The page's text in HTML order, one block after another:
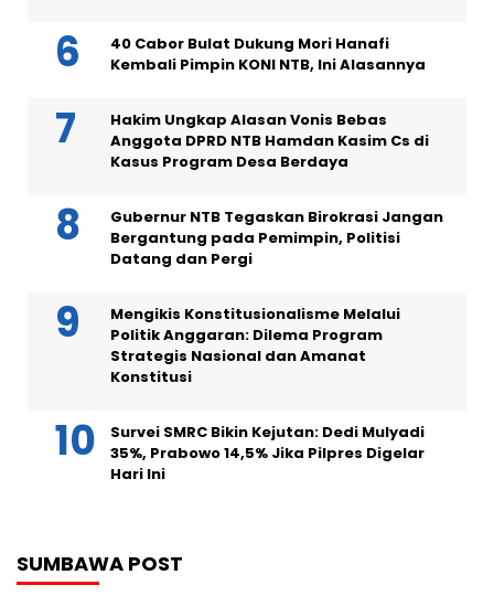
40 Cabor Bulat Dukung Mori Hanafi
Kembali Pimpin KONI NTB, Ini Alasannya
Hakim Ungkap Alasan Vonis Bebas
Anggota DPRD NTB Hamdan Kasim Cs di
Kasus Program Desa Berdaya
Gubernur NTB Tegaskan Birokrasi Jangan
Bergantung pada Pemimpin, Politisi
Datang dan Pergi
Mengikis Konstitusionalisme Melalui
Politik Anggaran: Dilema Program
Strategis Nasional dan Amanat
Konstitusi
Survei SMRC Bikin Kejutan: Dedi Mulyadi
35%, Prabowo 14,5% Jika Pilpres Digelar
Hari Ini
SUMBAWA POST